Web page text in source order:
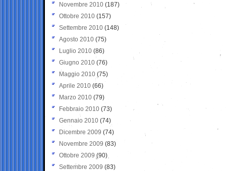
Novembre 2010 (187)
Ottobre 2010 (157)
Settembre 2010 (148)
Agosto 2010 (75)
Luglio 2010 (86)
Giugno 2010 (76)
Maggio 2010 (75)
Aprile 2010 (66)
Marzo 2010 (79)
Febbraio 2010 (73)
Gennaio 2010 (74)
Dicembre 2009 (74)
Novembre 2009 (83)
Ottobre 2009 (90)
Settembre 2009 (83)